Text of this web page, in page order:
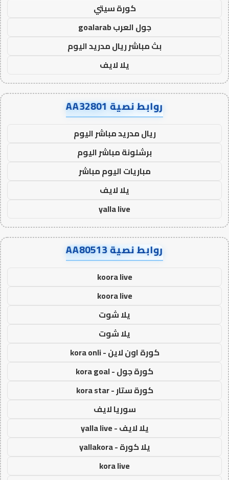
كورة سيتي
جول العرب goalarab
بث مباشر ريال مدريد اليوم
يلا لايف
روابط نصية AA32801
ريال مدريد مباشر اليوم
برشلونة مباشر اليوم
مباريات اليوم مباشر
يلا لايف
yalla live
روابط نصية AA80513
koora live
koora live
يلا شوت
يلا شوت
كورة اون لاين - kora onli
كورة جول - kora goal
كورة ستار - kora star
سوريا لايف
يلا لايف - yalla live
يلا كورة - yallakora
kora live